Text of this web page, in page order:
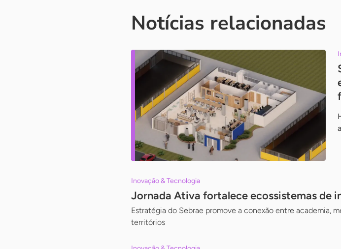
Notícias relacionadas
Inovação & Tecnologia
Jornada Ativa fortalece ecossistemas de
Estratégia do Sebrae promove a conexão entre academia,
territórios